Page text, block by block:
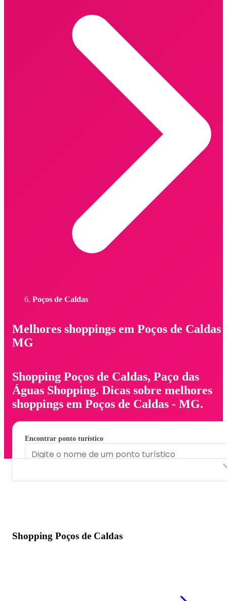
Poços de Caldas
Melhores shoppings em Poços de Caldas
MG
Shopping Poços de Caldas, Paço das
Águas Shopping. Dicas sobre melhores
shoppings em Poços de Caldas - MG.
Encontrar ponto turístico
Shopping Poços de Caldas